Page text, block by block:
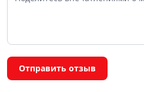
Отправить отзыв